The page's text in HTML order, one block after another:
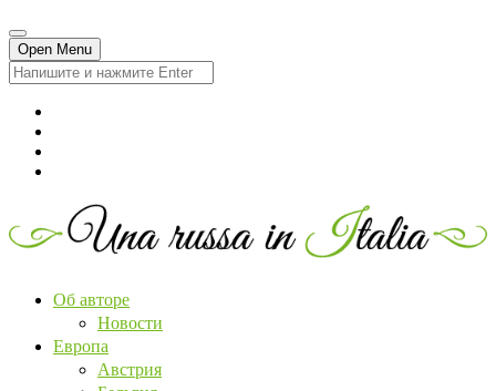
Open Menu
Об авторе
Новости
Европа
Австрия